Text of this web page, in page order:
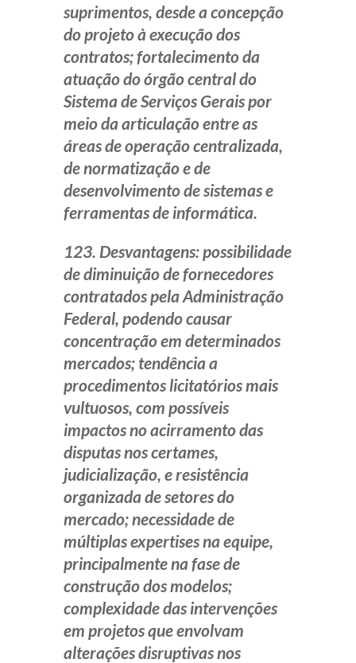
suprimentos, desde a concepção
do projeto à execução dos
contratos; fortalecimento da
atuação do órgão central do
Sistema de Serviços Gerais por
meio da articulação entre as
áreas de operação centralizada,
de normatização e de
desenvolvimento de sistemas e
ferramentas de informática.
123. Desvantagens: possibilidade
de diminuição de fornecedores
contratados pela Administração
Federal, podendo causar
concentração em determinados
mercados; tendência a
procedimentos licitatórios mais
vultuosos, com possíveis
impactos no acirramento das
disputas nos certames,
judicialização, e resistência
organizada de setores do
mercado; necessidade de
múltiplas expertises na equipe,
principalmente na fase de
construção dos modelos;
complexidade das intervenções
em projetos que envolvam
alterações disruptivas nos